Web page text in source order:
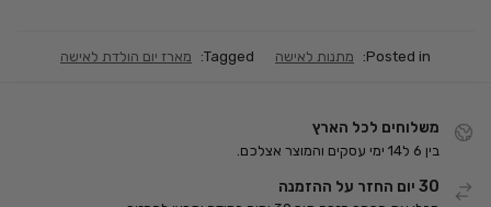
Posted in: מתנות לאישה Tagged: מארז יום הולדת לאישה
משלוחים לכל הארץ
בין 6 ל14 ימי עסקים והמוצר אצלכם.
30 יום החזר על ההזמנה